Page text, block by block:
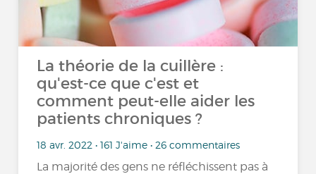
La théorie de la cuillère :
qu'est-ce que c'est et
comment peut-elle aider les
patients chroniques ?
18 avr. 2022 • 161 J'aime • 26 commentaires
La majorité des gens ne réfléchissent pas à